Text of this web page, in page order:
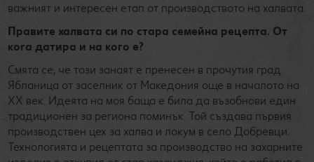
важният и интересен етап от производството на халвата.
Правите халвата си по стара семейна рецепта. От
кога датира и на кого е?
Смята се, че този занаят е пренесен в прочутия град
Ябланица от заселник от Македония още в началото на
XX век. Идеята на моя баща е била да възобнови един
традиционен за региона поминък. Той създава първия
производствен цех за халва и локум в село Добревци.
Технологията и рецептата за производство на захарните